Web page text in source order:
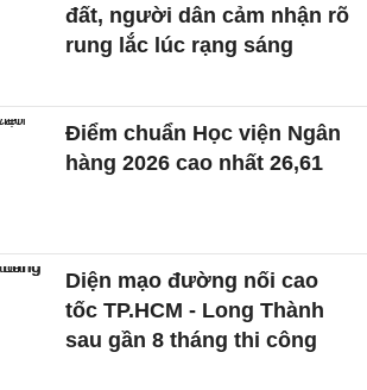
đất, người dân cảm nhận rõ
rung lắc lúc rạng sáng
Điểm chuẩn Học viện Ngân
hàng 2026 cao nhất 26,61
Diện mạo đường nối cao
tốc TP.HCM - Long Thành
sau gần 8 tháng thi công